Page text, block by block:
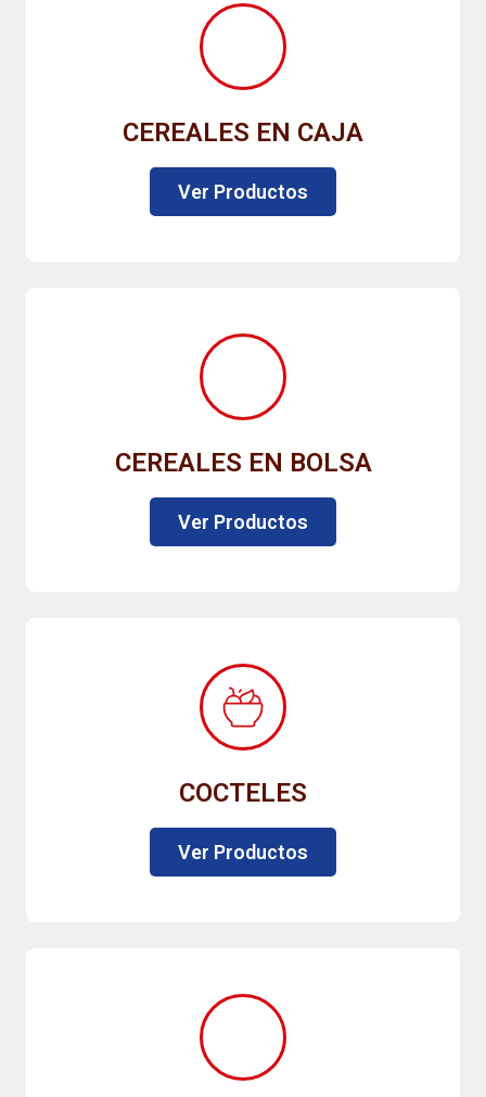
CEREALES EN CAJA
Ver Productos
CEREALES EN BOLSA
Ver Productos
COCTELES
Ver Productos